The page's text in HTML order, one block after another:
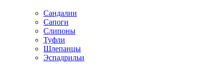
Сандалии
Сапоги
Слипоны
Туфли
Шлепанцы
Эспадрильи